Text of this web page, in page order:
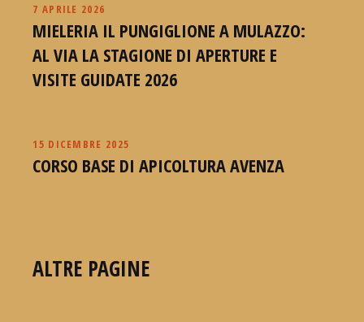
7 APRILE 2026
MIELERIA IL PUNGIGLIONE A MULAZZO:
AL VIA LA STAGIONE DI APERTURE E
VISITE GUIDATE 2026
15 DICEMBRE 2025
CORSO BASE DI APICOLTURA AVENZA
ALTRE PAGINE